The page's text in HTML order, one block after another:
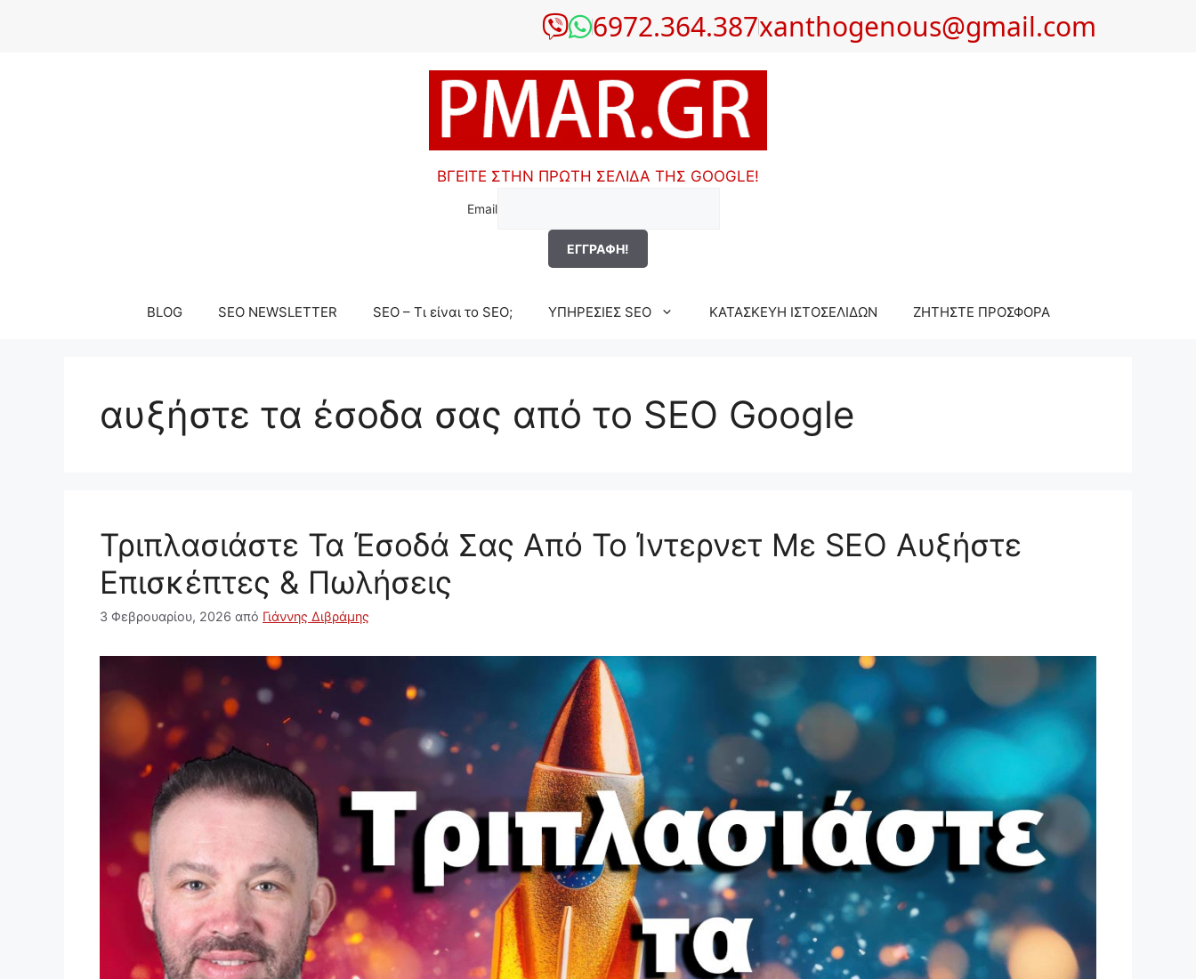
6972.364.387xanthogenous@gmail.com
ΒΓΕΙΤΕ ΣΤΗΝ ΠΡΩΤΗ ΣΕΛΙΔΑ ΤΗΣ GOOGLE!
Email
BLOG SEO NEWSLETTER SEO – Τι είναι το SEO; ΥΠΗΡΕΣΙΕΣ SEO ΚΑΤΑΣΚΕΥΗ ΙΣΤΟΣΕΛΙΔΩΝ ΖΗΤΗΣΤΕ ΠΡΟΣΦΟΡΑ
αυξήστε τα έσοδα σας από το SEO Google
Τριπλασιάστε Τα Έσοδά Σας Από Το Ίντερνετ Με SEO Αυξήστε
Επισκέπτες & Πωλήσεις
3 Φεβρουαρίου, 2026 από Γιάννης Διβράμης